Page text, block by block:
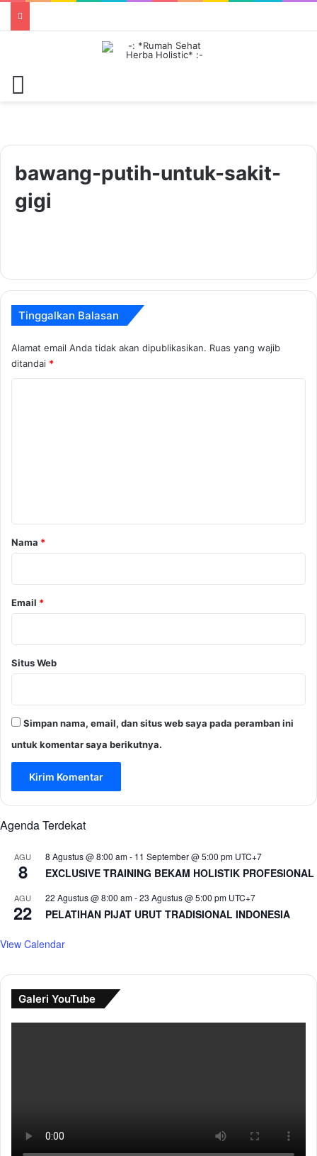
bawang-putih-untuk-sakit-
gigi
Tinggalkan Balasan
Alamat email Anda tidak akan dipublikasikan. Ruas yang wajib
ditandai *
rNama *
Email *
Situs Web
Simpan nama, email, dan situs web saya pada peramban ini
untuk komentar saya berikutnya.
Agenda Terdekat
AGU
8
8 Agustus @ 8:00 am- 11 September @ 5:00 pm UTC+7
EXCLUSIVE TRAINING BEKAM HOLISTIK PROFESIONAL
AGU
22
22 Agustus @ 8:00 am-23 Agustus @ 5:00 pm UTC+7
PELATIHAN PIJAT URUT TRADISIONAL INDONESIA
View Calendar
Galeri YouTube